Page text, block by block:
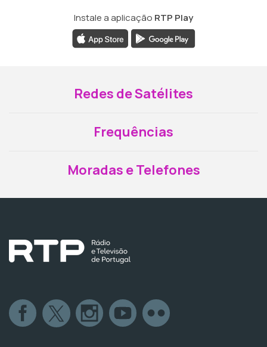
Instale a aplicação RTP Play
Redes de Satélites
Frequências
Moradas e Telefones